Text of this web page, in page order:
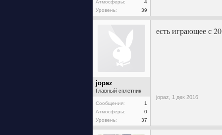
Атмосферы:
4
Уровень:
39
jopaz
Главный сплетник
Сообщения:
1
Атмосферы:
0
Уровень:
37
есть играющее с
jopaz, 1 дек 2016